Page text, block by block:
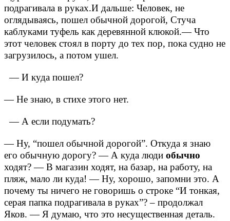
подрагивала в руках.И дальше: Человек, не
оглядываясь, пошел обычной дорогой, Стуча
каблуками туфель как деревянной клюкой.— Что
этот человек стоял в порту до тех пор, пока судно не
загрузилось, а потом ушел.
— И куда пошел?
— Не знаю, в стихе этого нет.
— А если подумать?
— Ну, “пошел обычной дорогой”. Откуда я знаю
его обычную дорогу?— А куда люди обычно
ходят?— В магазин ходят, на базар, на работу, на
пляж, мало ли куда!— Ну, хорошо, запомни это. А
почему ты ничего не говоришь о строке “И тонкая,
серая папка подрагивала в руках”? – продолжал
Яков.— Я думаю, что это несущественная деталь.